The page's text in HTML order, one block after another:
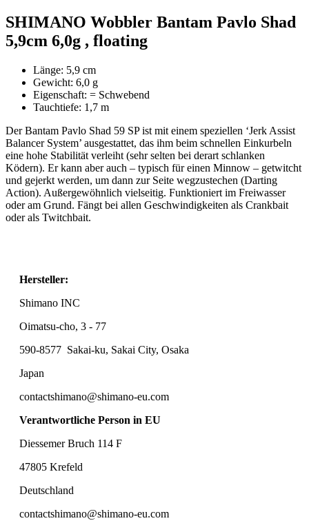
SHIMANO Wobbler Bantam Pavlo Shad
5,9cm 6,0g , floating
Länge: 5,9 cm
Gewicht: 6,0 g
Eigenschaft: = Schwebend
Tauchtiefe: 1,7 m
Der Bantam Pavlo Shad 59 SP ist mit einem speziellen ‘Jerk Assist
Balancer System’ ausgestattet, das ihm beim schnellen Einkurbeln
eine hohe Stabilität verleiht (sehr selten bei derart schlanken
Ködern). Er kann aber auch – typisch für einen Minnow – getwitcht
und gejerkt werden, um dann zur Seite wegzustechen (Darting
Action). Außergewöhnlich vielseitig. Funktioniert im Freiwasser
oder am Grund. Fängt bei allen Geschwindigkeiten als Crankbait
oder als Twitchbait.
Hersteller:
Shimano INC
Oimatsu-cho, 3 - 77
590-8577 Sakai-ku, Sakai City, Osaka
Japan
contactshimano@shimano-eu.com
Verantwortliche Person in EU
Diessemer Bruch 114 F
47805 Krefeld
Deutschland
contactshimano@shimano-eu.com